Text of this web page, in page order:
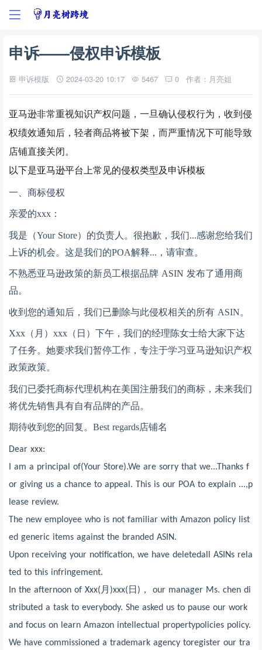
申诉——侵权申诉模板
申诉模版 2024-03-20 10:17 5467 0 作者：月亮姐
亚马逊非常重视知识产权问题，一旦确认侵权行为，收到侵
权绩效通知后，轻者商品将被下架，而严重情况下可能导致
店铺直接关闭。
以下是亚马逊平台上常见的侵权类型及申诉模板
一、商标侵权
亲爱的xxx：
我是（Your Store）的负责人。很抱歉，我们...感谢您给我们
上诉的机会。这是我们的POA解释...，请审查。
不熟悉亚马逊政策的新员工根据品牌 ASIN 发布了通用商
品。
收到您的通知后，我们已删除与此侵权相关的所有 ASIN。
Xxx（月）xxx（日）下午，我们的经理陈女士给大家下达
了任务。她要求我们暂停工作，专注于学习亚马逊知识产权
政策政策。
我们已委托商标代理机构在美国注册我们的商标，未来我们
将优先销售具有自有品牌的产品。
期待收到您的回复。 Best regards店铺名
Dear xxx:
I am a principal of(Your Store).We are sorry that we...Thanks f
or giving us a chance to appeal. This is our POA to explain ...,p
lease review.
The new employee who is not familiar with Amazon policy list
ed generic items against the branded ASIN.
Upon receiving your notification, we have deletedall ASINs rela
ted to this infringement.
In the afternoon of Xxx( 月 )xxx( 日 ) ，
our manager Ms. chen di
stributed a task to everybody. She asked us to pause our work
and focus on learn Amazon intellectual propertypolicies policy.
We have commissioned a trademark agency toregister our tra